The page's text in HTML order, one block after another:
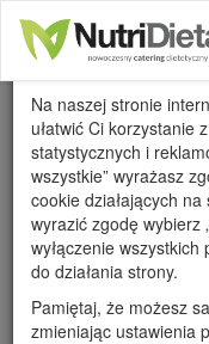
WSZYSTKIE
Wykorzystanie
Na naszej stronie
ułatwić Ci korzystanie
statystycznych i
wszystkie” wyrażasz
cookie działających
wyrazić zgodę wybierz
wyłączenie
do działania strony.
Pamiętaj, że możesz
zmieniając ustawienia